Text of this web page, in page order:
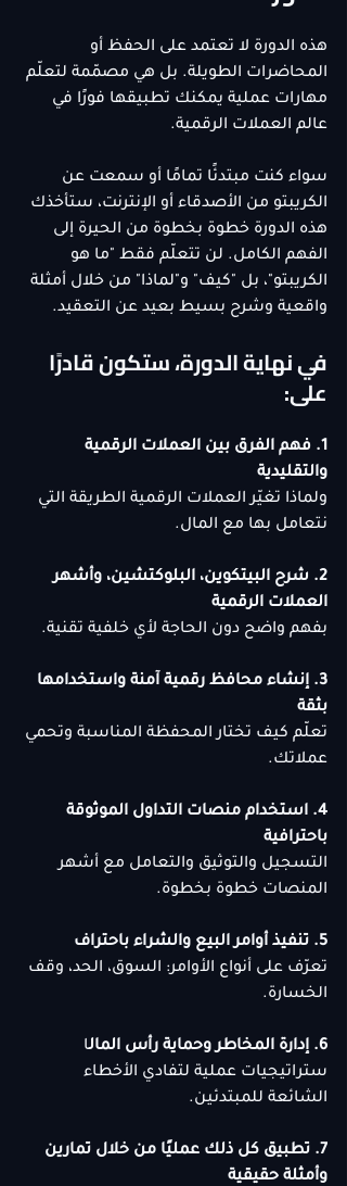
هذه الدورة لا تعتمد على الحفظ أو
المحاضرات الطويلة. بل هي مصمّمة لتعلّم
مهارات عملية يمكنك تطبيقها فورًا في
عالم العملات الرقمية.
سواء كنت مبتدئًا تمامًا أو سمعت عن
الكريبتو من الأصدقاء أو الإنترنت، ستأخذك
هذه الدورة خطوة بخطوة من الحيرة إلى
الفهم الكامل. لن تتعلّم فقط "ما هو
الكريبتو"، بل "كيف" و"لماذا" من خلال أمثلة
واقعية وشرح بسيط بعيد عن التعقيد.
في نهاية الدورة، ستكون قادرًا
على:
1. فهم الفرق بين العملات الرقمية
والتقليدية
ولماذا تغيّر العملات الرقمية الطريقة التي
نتعامل بها مع المال.
2. شرح البيتكوين، البلوكتشين، وأشهر
العملات الرقمية
بفهم واضح دون الحاجة لأي خلفية تقنية.
3. إنشاء محافظ رقمية آمنة واستخدامها
بثقة
تعلّم كيف تختار المحفظة المناسبة وتحمي
عملاتك.
4. استخدام منصات التداول الموثوقة
باحترافية
التسجيل والتوثيق والتعامل مع أشهر
المنصات خطوة بخطوة.
5. تنفيذ أوامر البيع والشراء باحتراف
تعرّف على أنواع الأوامر: السوق، الحد، وقف
الخسارة.
6. إدارة المخاطر وحماية رأس المال
ا
ستراتيجيات عملية لتفادي الأخطاء
الشائعة للمبتدئين.
7. تطبيق كل ذلك عمليًا من خلال تمارين
وأمثلة حقيقية